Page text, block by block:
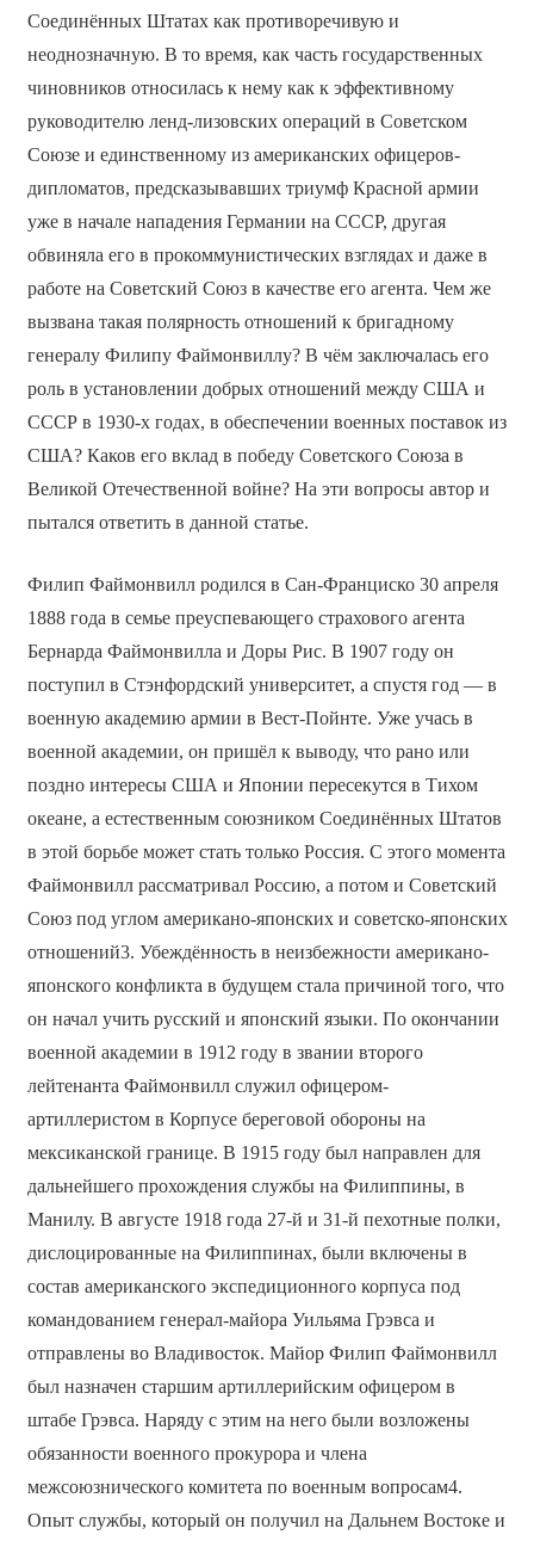
Соединённых Штатах как противоречивую и
неоднозначную. В то время, как часть государственных
чиновников относилась к нему как к эффективному
руководителю ленд-лизовских операций в Советском
Союзе и единственному из американских офицеров-
дипломатов, предсказывавших триумф Красной армии
уже в начале нападения Германии на СССР, другая
обвиняла его в прокоммунистических взглядах и даже в
работе на Советский Союз в качестве его агента. Чем же
вызвана такая полярность отношений к бригадному
генералу Филипу Файмонвиллу? В чём заключалась его
роль в установлении добрых отношений между США и
СССР в 1930-х годах, в обеспечении военных поставок из
США? Каков его вклад в победу Советского Союза в
Великой Отечественной войне? На эти вопросы автор и
пытался ответить в данной статье.
Филип Файмонвилл родился в Сан-Франциско 30 апреля
1888 года в семье преуспевающего страхового агента
Бернарда Файмонвилла и Доры Рис. В 1907 году он
поступил в Стэнфордский университет, а спустя год — в
военную академию армии в Вест-Пойнте. Уже учась в
военной академии, он пришёл к выводу, что рано или
поздно интересы США и Японии пересекутся в Тихом
океане, а естественным союзником Соединённых Штатов
в этой борьбе может стать только Россия. С этого момента
Файмонвилл рассматривал Россию, а потом и Советский
Союз под углом американо-японских и советско-японских
отношений3. Убеждённость в неизбежности американо-
японского конфликта в будущем стала причиной того, что
он начал учить русский и японский языки. По окончании
военной академии в 1912 году в звании второго
лейтенанта Файмонвилл служил офицером-
артиллеристом в Корпусе береговой обороны на
мексиканской границе. В 1915 году был направлен для
дальнейшего прохождения службы на Филиппины, в
Манилу. В августе 1918 года 27-й и 31-й пехотные полки,
дислоцированные на Филиппинах, были включены в
состав американского экспедиционного корпуса под
командованием генерал-майора Уильяма Грэвса и
отправлены во Владивосток. Майор Филип Файмонвилл
был назначен старшим артиллерийским офицером в
штабе Грэвса. Наряду с этим на него были возложены
обязанности военного прокурора и члена
межсоюзнического комитета по военным вопросам4.
Опыт службы, который он получил на Дальнем Востоке и